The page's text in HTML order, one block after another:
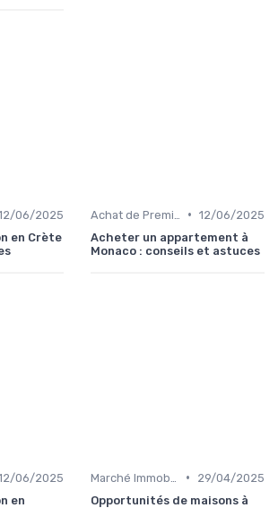
06/2025
en Crète
• 12/06/2025
Acheter un appartement à
Monaco : conseils et astuces
06/2025
en
•
29/04/2025
Opportunités de maisons à